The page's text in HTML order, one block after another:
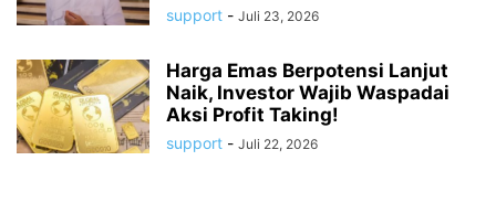
support - Juli 23, 2026
Harga Emas Berpotensi Lanjut
Naik, Investor Wajib Waspadai
Aksi Profit Taking!
support - Juli 22, 2026